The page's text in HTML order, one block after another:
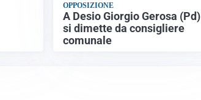
OPPOSIZIONE
A Desio Giorgio Gerosa (Pd)
si dimette da consigliere
comunale